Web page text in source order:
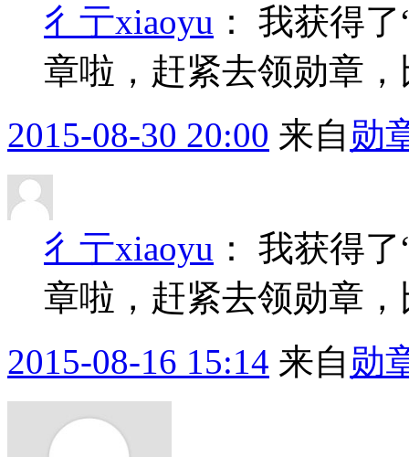
彳亍xiaoyu ： 我获得了
章啦，赶紧去领勋章
2015-08-30 20:00 来自 勋
彳亍xiaoyu ： 我获得了
章啦，赶紧去领勋章
2015-08-16 15:14 来自 勋